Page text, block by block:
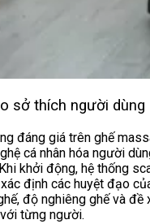
sở thích người dùng
đáng giá trên ghế
cá nhân hóa người
khởi động, hệ thống
định các huyệt đạo
độ nghiêng ghế và đề
từng người.